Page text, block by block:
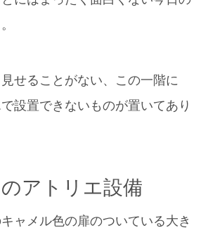
せることがない、この一階に
設置できないものが置いてあり
アトリエ設備
ャメル色の扉のついている大き